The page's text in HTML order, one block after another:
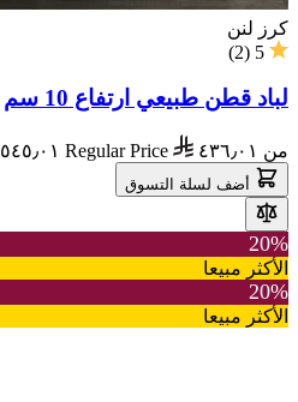
كرز لنن
5
(
2
)
لباد قطن طبيعي ارتفاع 10 سم
من ٤٣٦٫٠١ Regular Price ٥٤٥٫٠١
أضف لسلة التسوق
20%
الأكثر مبيعا
20%
الأكثر مبيعا